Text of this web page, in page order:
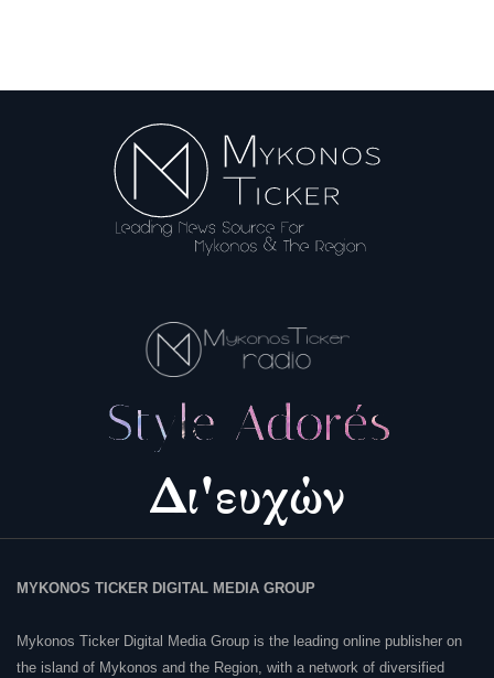
MYKONOS TICKER DIGITAL MEDIA GROUP
Mykonos Ticker Digital Media Group is the leading online publisher on
the island of Mykonos and the Region, with a network of diversified